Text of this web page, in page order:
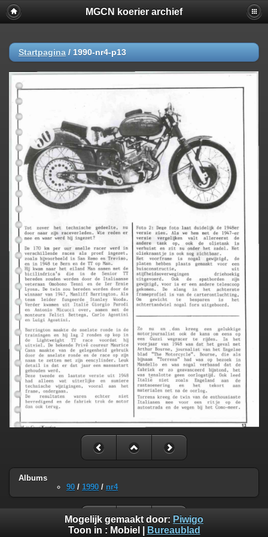
MGCN koerier archief
Startpagina / 1990-nr4-p13
Albums
90 / 1990 / nr4
Mogelijk gemaakt door: Piwigo
Toon in : Mobiel Bureaublad